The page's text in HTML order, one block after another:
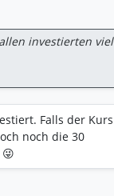
investierten viel
Falls der Kurs
noch die 30